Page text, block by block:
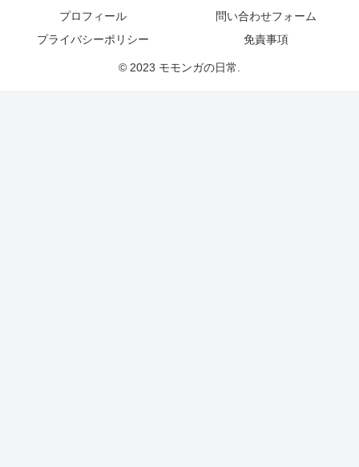
プロフィール
問い合わせフォーム
プライバシーポリシー
免責事項
© 2023 モモンガの日常.